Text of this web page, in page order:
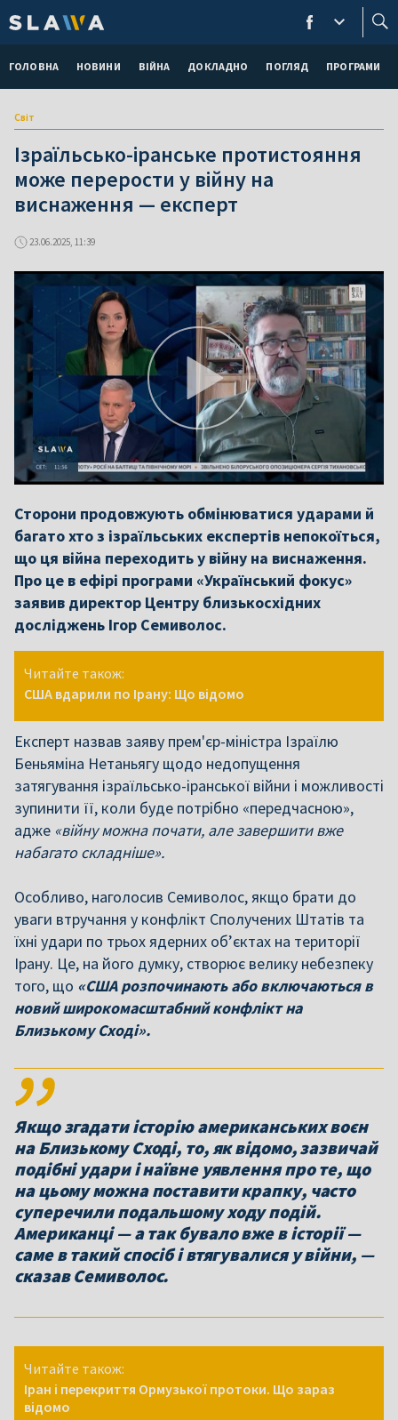
ГОЛОВНА НОВИНИ ВІЙНА ДОКЛАДНО ПОГЛЯД ПРОГРАМИ
Світ
Ізраїльсько-іранське протистояння
може перерости у війну на
виснаження — експерт
23.06.2025, 11:39
Сторони продовжують обмінюватися ударами й
багато хто з ізраїльських експертів непокоїться,
що ця війна переходить у війну на виснаження.
Про це в ефірі програми «Український фокус»
заявив директор Центру близькосхідних
досліджень Ігор Семиволос.
Читайте також:
США вдарили по Ірану: Що відомо
Експерт назвав заяву прем'єр-міністра Ізраїлю
Беньяміна Нетаньягу щодо недопущення
затягування ізраїльсько-іранської війни і можливості
зупинити її, коли буде потрібно «передчасною»,
адже «війну можна почати, але завершити вже
набагато складніше».
Особливо, наголосив Семиволос, якщо брати до
уваги втручання у конфлікт Сполучених Штатів та
їхні удари по трьох ядерних об’єктах на території
Ірану. Це, на його думку, створює велику небезпеку
того, що «США розпочинають або включаються в
новий широкомасштабний конфлікт на
Близькому Сході».
Якщо згадати історію американських воєн
на Близькому Сході, то, як відомо, зазвичай
подібні удари і наївне уявлення про те, що
на цьому можна поставити крапку, часто
суперечили подальшому ходу подій.
Американці — а так бувало вже в історії —
саме в такий спосіб і втягувалися у війни, —
сказав Семиволос.
Читайте також:
Іран і перекриття Ормузької протоки. Що зараз
відомо